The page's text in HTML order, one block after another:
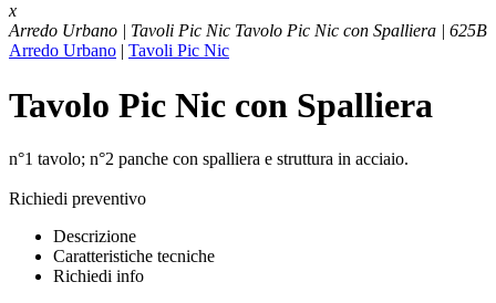
x
Arredo Urbano | Tavoli Pic Nic Tavolo Pic Nic con Spalliera | 625B
Arredo Urbano | Tavoli Pic Nic
Tavolo Pic Nic con Spalliera
n°1 tavolo; n°2 panche con spalliera e struttura in acciaio.
Richiedi preventivo
Descrizione
Caratteristiche tecniche
Richiedi info